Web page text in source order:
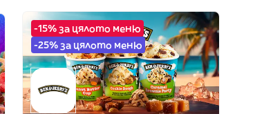
-15% за цялото меню
-25% за цялото меню